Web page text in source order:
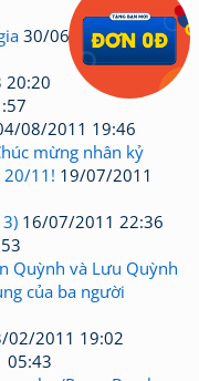
30/06/2013 10:36
20:20
08/2011 19:46
mừng nhân kỷ
20/11! 19/07/2011
16/07/2011 22:36
Quỳnh và Lưu Quỳnh
của ba người
02/2011 19:02
05:43